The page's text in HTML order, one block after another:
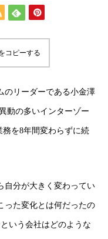
コピーする
のリーダーである小金澤
動の多いインターゾー
務を8年間変わらずに続
自分が大きく変わってい
った変化とは何だったの
いう会社はどのような